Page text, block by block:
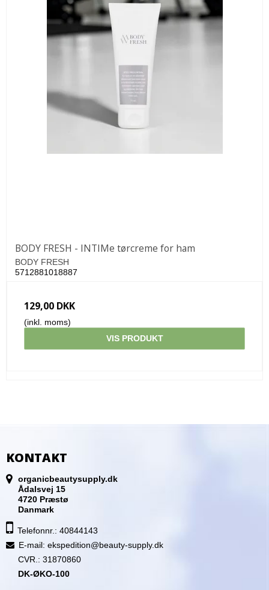
BODY FRESH - INTIMe tørcreme for ham
BODY FRESH
5712881018887
129,00 DKK
(inkl. moms)
VIS PRODUKT
KONTAKT
organicbeautysupply.dk
Ådalsvej 15
4720 Præstø
Danmark
Telefonnr.: 40844143
E-mail: ekspedition@beauty-supply.dk
CVR.: 31870860
DK-ØKO-100